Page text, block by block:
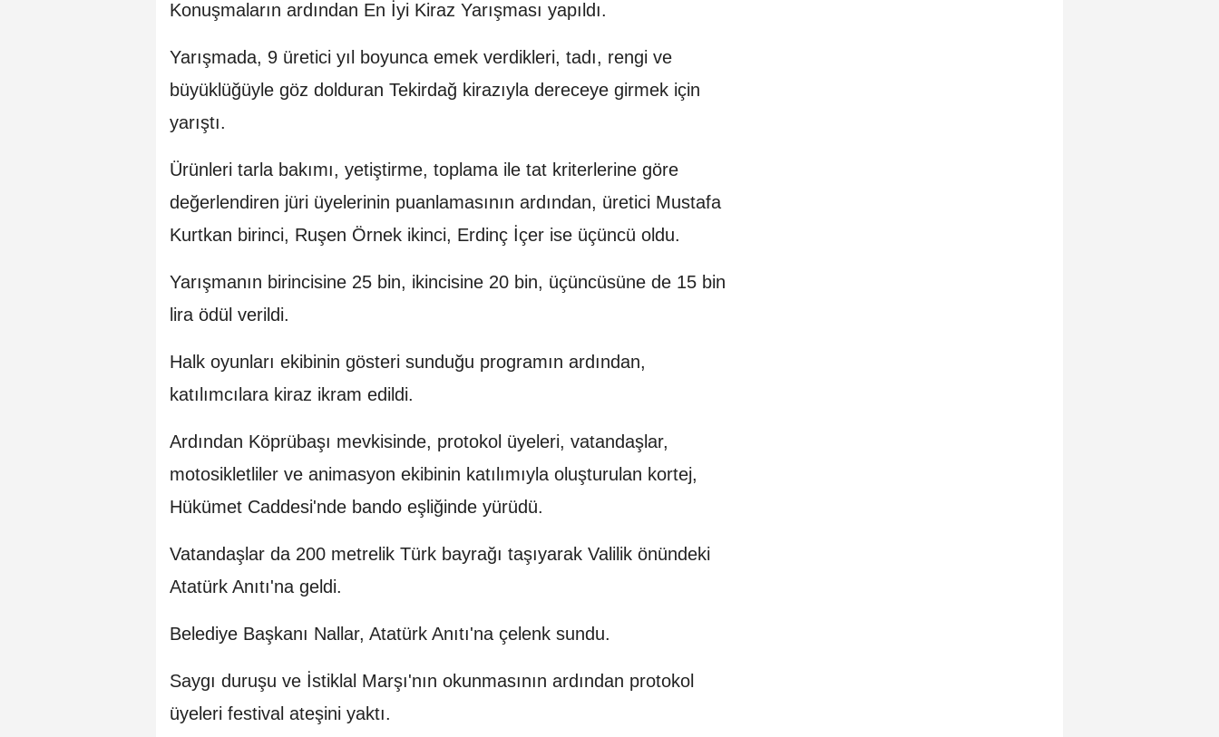
Konuşmaların ardından En İyi Kiraz Yarışması yapıldı.
Yarışmada, 9 üretici yıl boyunca emek verdikleri, tadı, rengi ve
büyüklüğüyle göz dolduran Tekirdağ kirazıyla dereceye girmek için
yarıştı.
Ürünleri tarla bakımı, yetiştirme, toplama ile tat kriterlerine göre
değerlendiren jüri üyelerinin puanlamasının ardından, üretici Mustafa
Kurtkan birinci, Ruşen Örnek ikinci, Erdinç İçer ise üçüncü oldu.
Yarışmanın birincisine 25 bin, ikincisine 20 bin, üçüncüsüne de 15 bin
lira ödül verildi.
Halk oyunları ekibinin gösteri sunduğu programın ardından,
katılımcılara kiraz ikram edildi.
Ardından Köprübaşı mevkisinde, protokol üyeleri, vatandaşlar,
motosikletliler ve animasyon ekibinin katılımıyla oluşturulan kortej,
Hükümet Caddesi'nde bando eşliğinde yürüdü.
Vatandaşlar da 200 metrelik Türk bayrağı taşıyarak Valilik önündeki
Atatürk Anıtı'na geldi.
Belediye Başkanı Nallar, Atatürk Anıtı'na çelenk sundu.
Saygı duruşu ve İstiklal Marşı'nın okunmasının ardından protokol
üyeleri festival ateşini yaktı.